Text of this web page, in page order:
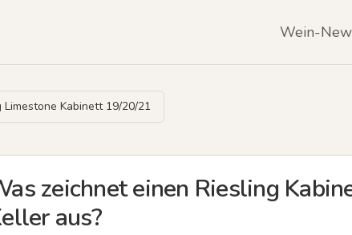
Wein-
Limestone Kabinett 19/20/21
zeichnet einen Riesling
aus?